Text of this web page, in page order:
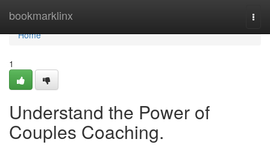
bookmarklinx
Home
Home
1
Understand the Power of
Couples Coaching.